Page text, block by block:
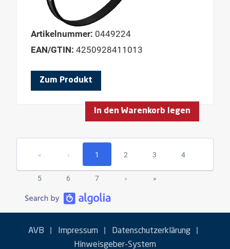
Artikelnummer: 0449224
EAN/GTIN: 4250928411013
Zum Produkt
In den Warenkorb legen
« ‹ 1 2 3 4
5 6 7 › »
AVB | Impressum | Datenschutzerklärung |
Hinweisgeber-System